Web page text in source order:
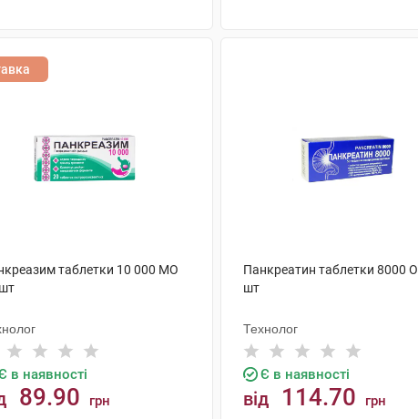
таблетки 10 000 МО
в наявності
89.90 грн
Панкреатин таблетки 8000
шт
Технолог
Є в наявності
від 114.70 грн